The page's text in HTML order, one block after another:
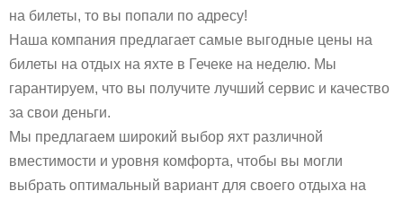
на билеты, то вы попали по адресу!
Наша компания предлагает самые выгодные цены на
билеты на отдых на яхте в Гечеке на неделю. Мы
гарантируем, что вы получите лучший сервис и качество
за свои деньги.
Мы предлагаем широкий выбор яхт различной
вместимости и уровня комфорта, чтобы вы могли
выбрать оптимальный вариант для своего отдыха на